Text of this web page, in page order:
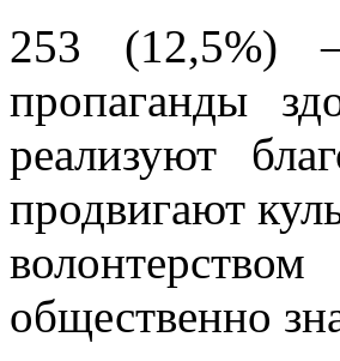
253 (12,5%)
пропаганды
реализуют
продвигают
общественно